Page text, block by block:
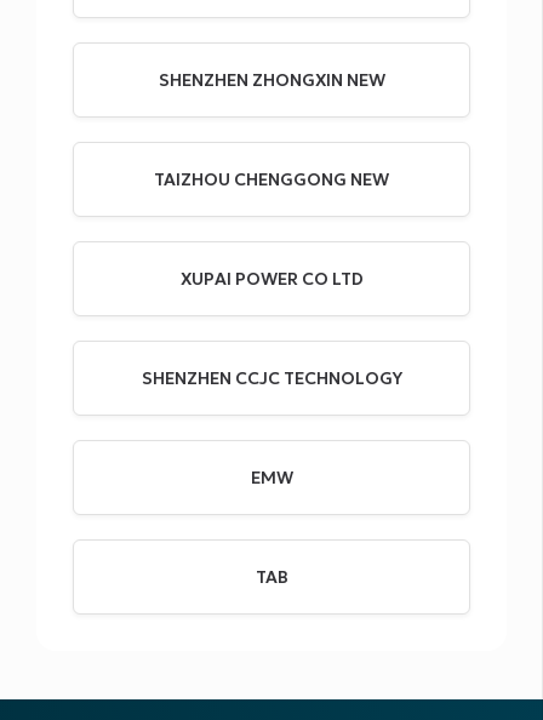
SHENZHEN ZHONGXIN NEW
TAIZHOU CHENGGONG NEW
XUPAI POWER CO LTD
SHENZHEN CCJC TECHNOLOGY
EMW
ΤΑΒ